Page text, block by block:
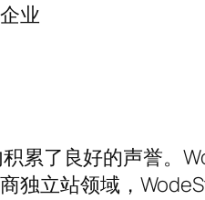
业
累了良好的声誉。
独立站领域，